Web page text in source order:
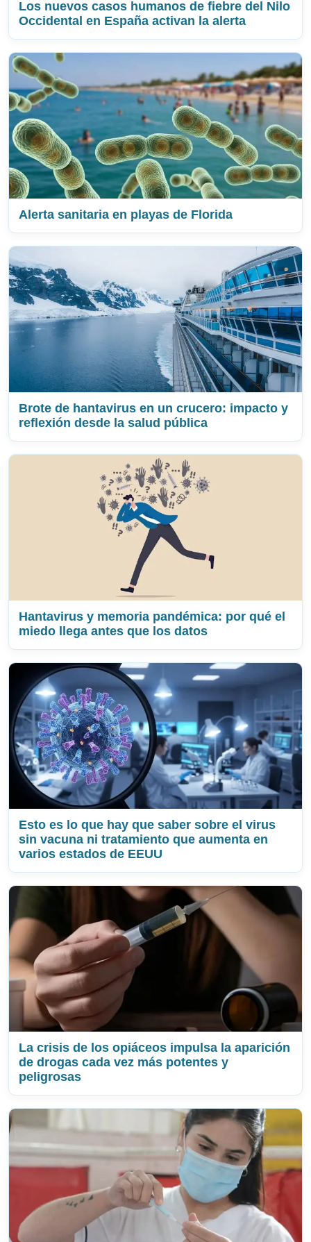
Los nuevos casos humanos de fiebre del Nilo
Occidental en España activan la alerta
Alerta sanitaria en playas de Florida
Brote de hantavirus en un crucero: impacto y
reflexión desde la salud pública
Hantavirus y memoria pandémica: por qué el
miedo llega antes que los datos
Esto es lo que hay que saber sobre el virus
sin vacuna ni tratamiento que aumenta en
varios estados de EEUU
La crisis de los opiáceos impulsa la aparición
de drogas cada vez más potentes y
peligrosas